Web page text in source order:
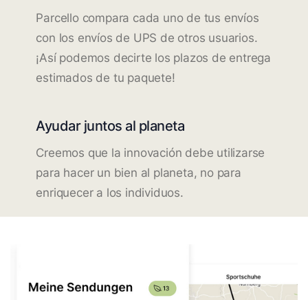
Parcello compara cada uno de tus envíos
con los envíos de UPS de otros usuarios.
¡Así podemos decirte los plazos de entrega
estimados de tu paquete!
Ayudar juntos al planeta
Creemos que la innovación debe utilizarse
para hacer un bien al planeta, no para
enriquecer a los individuos.